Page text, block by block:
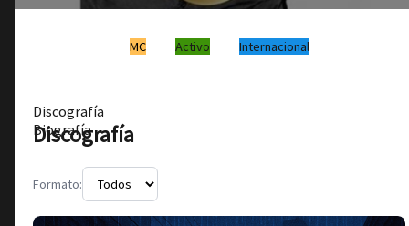
MC Activo Internacional
Discografía
Biografía
Discografía
Formato: